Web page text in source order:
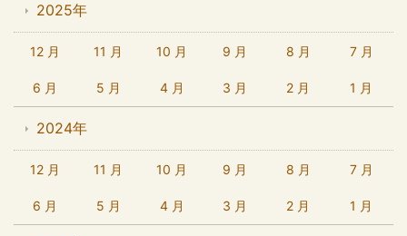
2025年
12 月 11 月 10 月 9 月 8 月 7 月
6 月 5 月 4 月 3 月 2 月 1 月
2024年
12 月 11 月 10 月 9 月 8 月 7 月
6 月 5 月 4 月 3 月 2 月 1 月